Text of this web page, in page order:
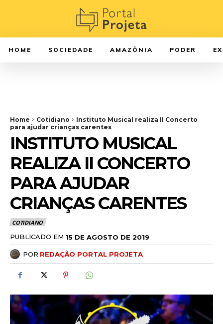
HOME SOCIEDADE AMAZÔNIA PODER
Home Cotidiano
Instituto Musical realiza II Concerto
para ajudar crianças carentes
INSTITUTO MUSICAL
REALIZA II CONCERTO
PARA AJUDAR
CRIANÇAS CARENTES
COTIDIANO
PUBLICADO EM 15 DE AGOSTO DE 2019
POR REDAÇÃO PORTAL PROJETA